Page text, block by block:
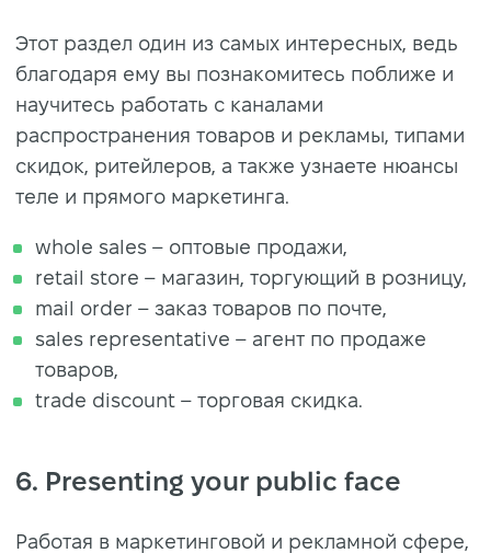
Этот раздел один из самых интересных, ведь
благодаря ему вы познакомитесь поближе и
научитесь работать с каналами
распространения товаров и рекламы, типами
скидок, ритейлеров, а также узнаете нюансы
теле и прямого маркетинга.
whole sales – оптовые продажи,
retail store – магазин, торгующий в розницу,
mail order – заказ товаров по почте,
sales representative – агент по продаже
товаров,
trade discount – торговая скидка.
6. Presenting your public face
Работая в маркетинговой и рекламной сфере,